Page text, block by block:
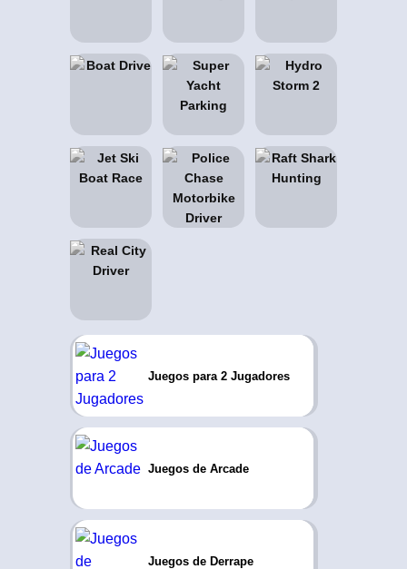
Juegos para 2 Jugadores
Juegos de Arcade
Juegos de Derrape